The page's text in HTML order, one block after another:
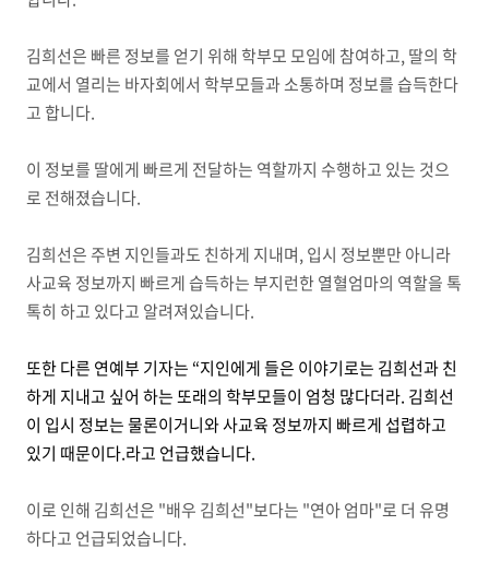
김희선은 빠른 정보를 얻기 위해 학부모 모임에 참여하고, 딸의 학
교에서 열리는 바자회에서 학부모들과 소통하며 정보를 습득한다
고 합니다.
이 정보를 딸에게 빠르게 전달하는 역할까지 수행하고 있는 것으
로 전해졌습니다.
김희선은 주변 지인들과도 친하게 지내며, 입시 정보뿐만 아니라
사교육 정보까지 빠르게 습득하는 부지런한 열혈엄마의 역할을 톡
톡히 하고 있다고 알려져있습니다.
또한 다른 연예부 기자는 “지인에게 들은 이야기로는 김희선과 친
하게 지내고 싶어 하는 또래의 학부모들이 엄청 많다더라. 김희선
이 입시 정보는 물론이거니와 사교육 정보까지 빠르게 섭렵하고
있기 때문이다.라고 언급했습니다.
이로 인해 김희선은 "배우 김희선"보다는 "연아 엄마"로 더 유명
하다고 언급되었습니다.